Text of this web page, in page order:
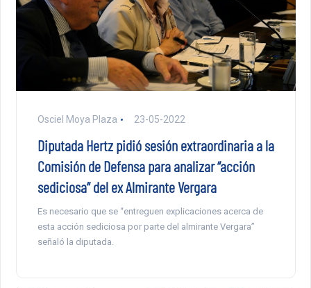
Osciel Moya Plaza 23-05-2022
Diputada Hertz pidió sesión extraordinaria a la
Comisión de Defensa para analizar “acción
sediciosa” del ex Almirante Vergara
Es necesario que se “entreguen explicaciones acerca de
esta acción sediciosa por parte del almirante Vergara”
señaló la diputada.